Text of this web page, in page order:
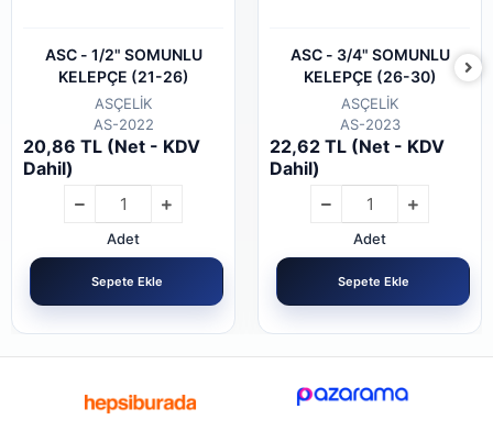
ASC - 1/2" SOMUNLU
KELEPÇE (21-26)
ASÇELİK
AS-2022
20,86 TL (Net - KDV
Dahil)
Adet
Sepete Ekle
ASC - 3/4" SOMUNLU
KELEPÇE (26-30)
ASÇELİK
AS-2023
22,62 TL (Net - KDV
Dahil)
Adet
Sepete Ekle